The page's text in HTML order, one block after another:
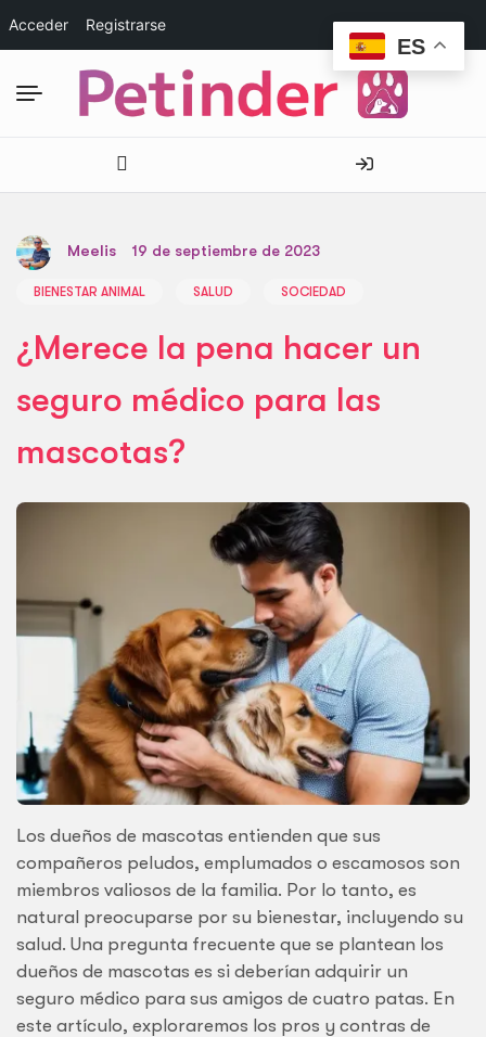
Acceder Registrarse
Meelis 19 de septiembre de 2023
BIENESTAR ANIMAL SALUD SOCIEDAD
¿Merece la pena hacer un
seguro médico para las
mascotas?
Los dueños de mascotas entienden que sus
compañeros peludos, emplumados o escamosos son
miembros valiosos de la familia. Por lo tanto, es
natural preocuparse por su bienestar, incluyendo su
salud. Una pregunta frecuente que se plantean los
dueños de mascotas es si deberían adquirir un
seguro médico para sus amigos de cuatro patas. En
este artículo, exploraremos los pros y contras de
ES